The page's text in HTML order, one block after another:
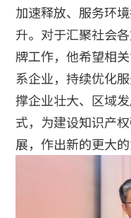
加速释放、服务环
升。对于汇聚社会
牌工作，他希望相
系企业，持续优化
撑企业壮大、区域
式，为建设知识产
展，作出新的更大的